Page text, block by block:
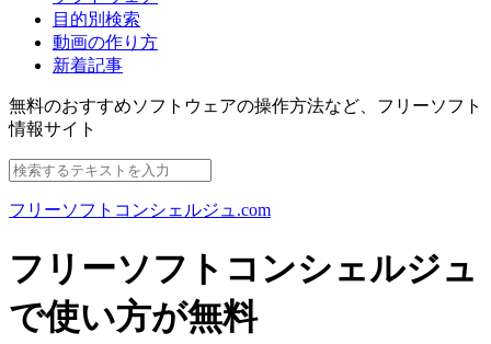
目的別検索
動画の作り方
新着記事
無料のおすすめソフトウェアの操作方法など、 フリーソフト
情報サイト
フリーソフトコンシェルジュ.com
フリーソフトコンシェルジュ
で使い方が無料